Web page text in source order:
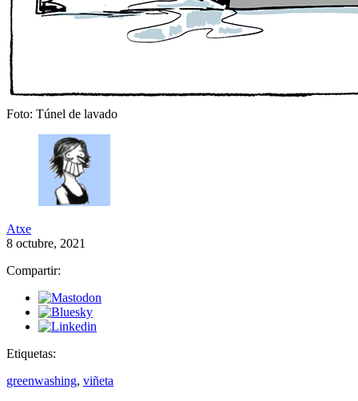
Foto: Túnel de lavado
Atxe
8 octubre, 2021
Compartir:
Etiquetas:
greenwashing, viñeta